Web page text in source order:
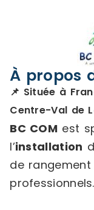
À propos
📌 Située à
Centre-Val de
BC COM est
l’installation
de
professionnels.